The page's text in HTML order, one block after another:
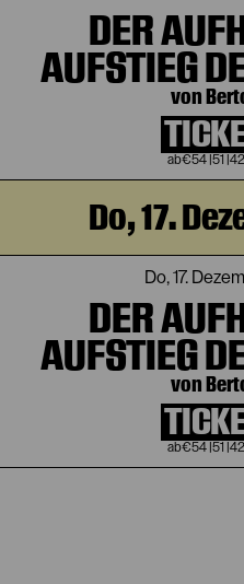
DER
AUFSTIEG
von
€54 51 42
Do, 17.
Do, 17.
DER
AUFSTIEG
von
€54 51 42